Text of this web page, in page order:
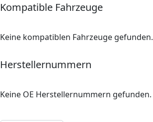
Kompatible Fahrzeuge
Keine kompatiblen Fahrzeuge gefunden.
Herstellernummern
Keine OE Herstellernummern gefunden.